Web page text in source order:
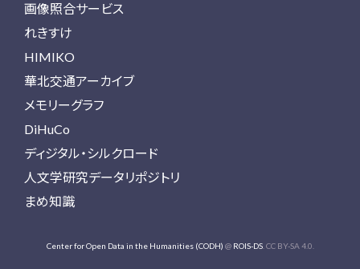
画像照合サービス
れきすけ
HIMIKO
華北交通アーカイブ
メモリーグラフ
DiHuCo
ディジタル・シルクロード
人文学研究データリポジトリ
まめ知識
Center for Open Data in the Humanities (CODH) @ ROIS-DS. CC BY-SA 4.0.